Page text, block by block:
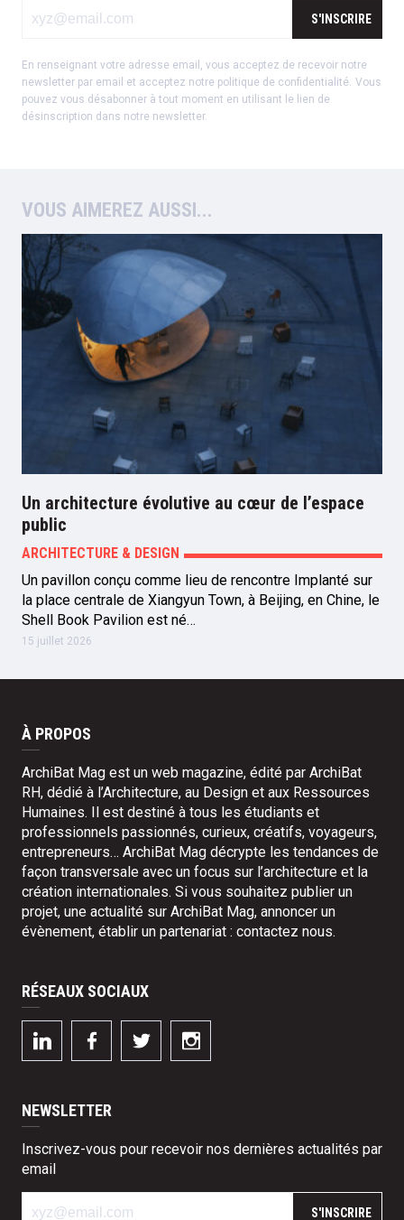
S'INSCRIRE
En renseignant votre adresse email, vous acceptez de recevoir notre
newsletter par email et acceptez notre politique de confidentialité Vous
pouvez vous désabonner à tout moment en utilisant le lien de
désinscription dans notre newsletter.
VOUS AIMEREZ AUSSI
Un architecture évolutive au cœur de l’espace
public
ARCHITECTURE & DESIGN
Un pavillon conçu comme lieu de rencontre Implanté sur
la place centrale de Xiangyun Town, à Beijing, en Chine, le
Shell Book Pavilion est né…
15 juillet 2026
À PROPOS
ArchiBat Mag est un web magazine, édité par ArchiBat
RH, dédié à l’Architecture, au Design et aux Ressources
Humaines. Il est destiné à tous les étudiants et
professionnels passionnés, curieux, créatifs, voyageurs,
entrepreneurs… ArchiBat Mag décrypte les tendances de
façon transversale avec un focus sur l’architecture et la
création internationales. Si vous souhaitez publier un
projet, une actualité sur ArchiBat Mag, annoncer un
évènement, établir un partenariat : contactez nous.
RÉSEAUX SOCIAUX
NEWSLETTER
Inscrivez-vous pour recevoir nos dernières actualités par
email
S'INSCRIRE